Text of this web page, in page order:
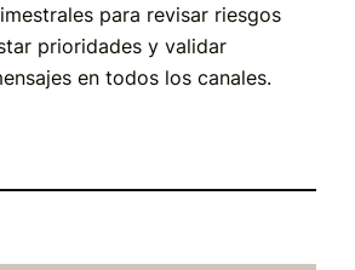
para revisar riesgos
prioridades y validar
en todos los canales.